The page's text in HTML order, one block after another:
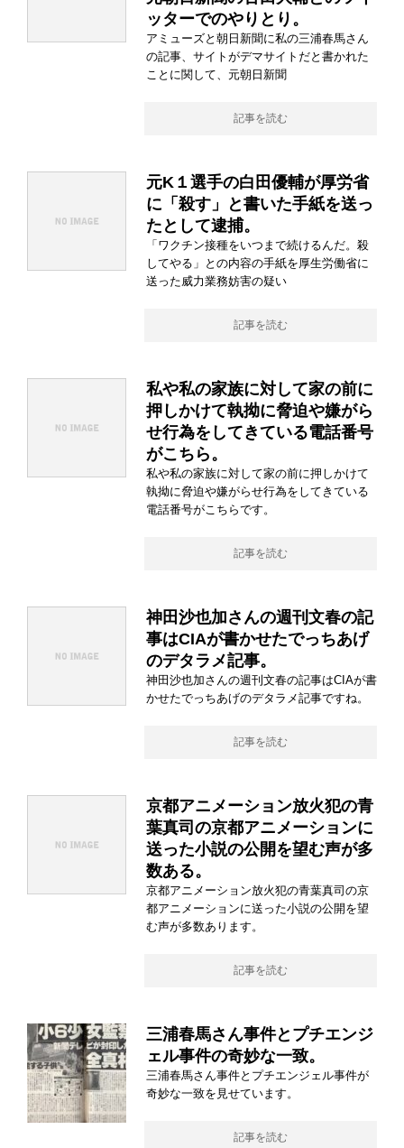
ッターでのやりとり。
アミューズと朝日新聞に私の三浦春馬さん
の記事、サイトがデマサイトだと書かれた
ことに関して、元朝日新聞
記事を読む
元K１選手の白田優輔が厚労省
に「殺す」と書いた手紙を送っ
たとして逮捕。
「ワクチン接種をいつまで続けるんだ。殺
してやる」との内容の手紙を厚生労働省に
送った威力業務妨害の疑い
記事を読む
私や私の家族に対して家の前に
押しかけて執拗に脅迫や嫌がら
せ行為をしてきている電話番号
がこちら。
私や私の家族に対して家の前に押しかけて
執拗に脅迫や嫌がらせ行為をしてきている
電話番号がこちらです。
記事を読む
神田沙也加さんの週刊文春の記
事はCIAが書かせたでっちあげ
のデタラメ記事。
神田沙也加さんの週刊文春の記事はCIAが書
かせたでっちあげのデタラメ記事ですね。
記事を読む
京都アニメーション放火犯の青
葉真司の京都アニメーションに
送った小説の公開を望む声が多
数ある。
京都アニメーション放火犯の青葉真司の京
都アニメーションに送った小説の公開を望
む声が多数あります。
記事を読む
三浦春馬さん事件とプチエンジ
ェル事件の奇妙な一致。
三浦春馬さん事件とプチエンジェル事件が
奇妙な一致を見せています。
記事を読む